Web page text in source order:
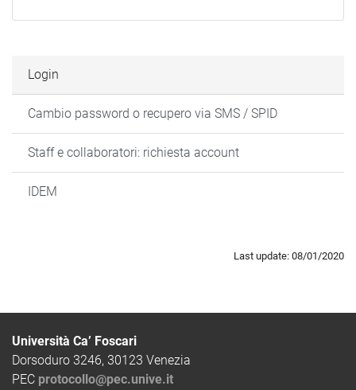
Login
Cambio password o recupero via SMS / SPID
Staff e collaboratori: richiesta account
IDEM
Last update: 08/01/2020
Università Ca’ Foscari
Dorsoduro 3246, 30123 Venezia
PEC protocollo@pec.unive.it